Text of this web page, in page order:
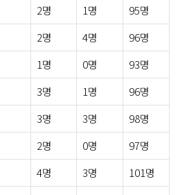
2명 1명
95명
2명 4명
96명
1명 0명
93명
3명 1명
96명
3명 3명
98명
2명 0명
97명
4명 3명
101명